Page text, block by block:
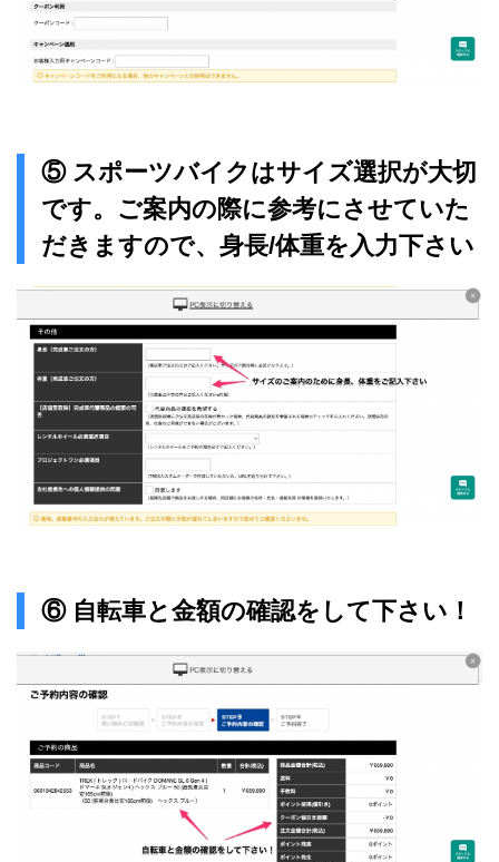
⑤ スポーツバイクはサイズ選択が大切
です。ご案内の際に参考にさせていた
だきますので、身長/体重を入力下さい
⑥ 自転車と金額の確認をして下さい！